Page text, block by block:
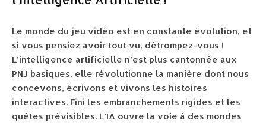
Le monde du jeu vidéo est en constante évolution, et
si vous pensiez avoir tout vu, détrompez-vous !
L’intelligence artificielle n’est plus cantonnée aux
PNJ basiques, elle révolutionne la manière dont nous
concevons, écrivons et vivons les histoires
interactives. Fini les embranchements rigides et les
quêtes prévisibles. L’IA ouvre la voie à des mondes